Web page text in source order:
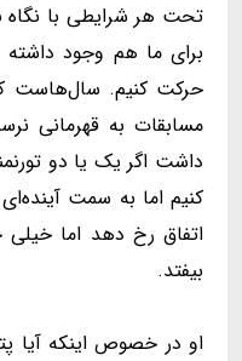
تحت هر شرایطی با نگاه
برای ما هم وجود
حرکت کنیم. سال‌هاست
مسابقات به قهرمانی
داشت اگر یک یا دو
کنیم اما به سمت
اتفاق رخ دهد اما
بیفتد.
او در خصوص اینکه آیا